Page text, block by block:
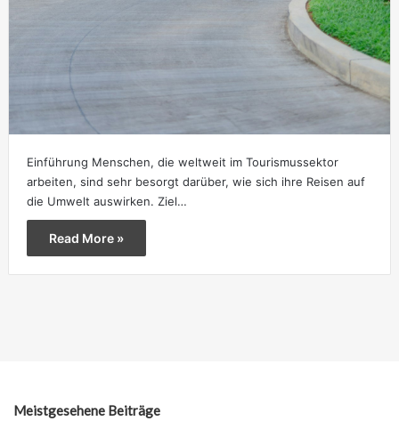
Einführung Menschen, die weltweit im Tourismussektor
arbeiten, sind sehr besorgt darüber, wie sich ihre Reisen auf
die Umwelt auswirken. Ziel…
Read More »
Meistgesehene Beiträge